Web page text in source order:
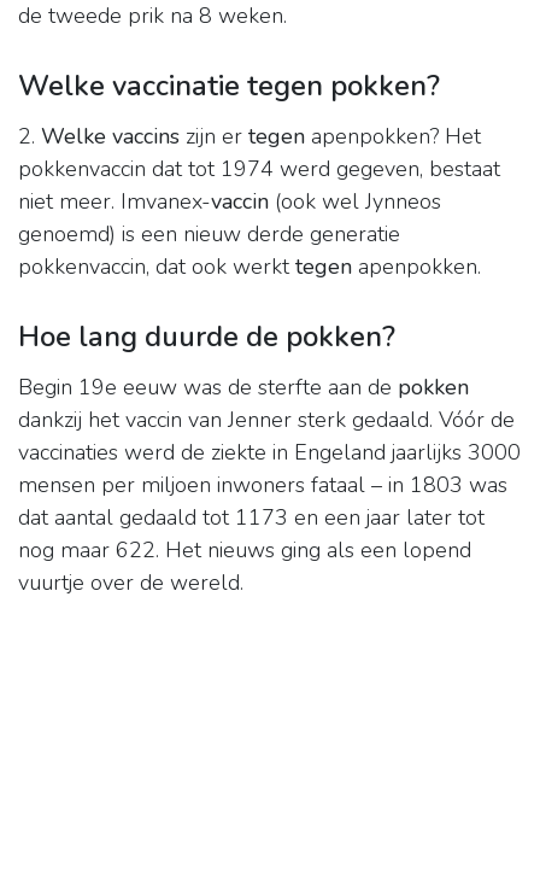
de tweede prik na 8 weken.
Welke vaccinatie tegen pokken?
2. Welke vaccins zijn er tegen apenpokken? Het
pokkenvaccin dat tot 1974 werd gegeven, bestaat
niet meer. Imvanex-vaccin (ook wel Jynneos
genoemd) is een nieuw derde generatie
pokkenvaccin, dat ook werkttegen apenpokken.
Hoe lang duurde de pokken?
Begin 19e eeuw was de sterfte aan de pokken
dankzij het vaccin van Jenner sterk gedaald. Vóór de
vaccinaties werd de ziekte in Engeland jaarlijks 3000
mensen per miljoen inwoners fataal – in 1803 was
dat aantal gedaald tot 1173 en een jaar later tot
nog maar 622. Het nieuws ging als een lopend
vuurtje over de wereld.